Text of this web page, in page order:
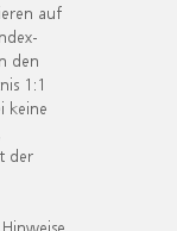
auf
den
1:1
keine
der